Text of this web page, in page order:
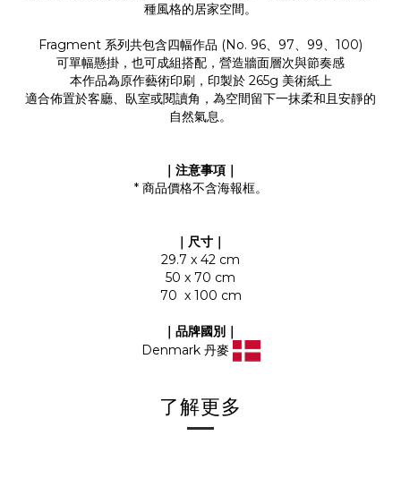
種風格的居家空間。
Fragment 系列共包含四幅作品 (No. 96、97、99、100)
可單幅懸掛，也可成組搭配，營造牆面層次與節奏感
本作品為原作藝術印刷，印製於 265g 美術紙上
適合佈置於客廳、臥室或閱讀角，為空間留下一抹柔和且安靜的
自然氣息。
｜注意事項｜
* 商品價格不含海報框。
｜尺寸｜
29.7 x 42 cm
50 x 70 cm
70 x 100 cm
｜品牌國別｜
Denmark 丹麥
了解更多